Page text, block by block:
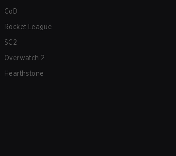
CoD
Rocket League
SC2
Overwatch 2
Hearthstone